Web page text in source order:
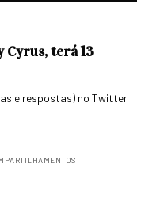
Cyrus, terá 13
e respostas) no Twitter